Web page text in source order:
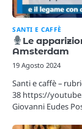
SANTI E CAFFÈ
Le
Amsterdam
19 Agosto 2024
Santi e caffè –
38 https://
Giovanni Eudes